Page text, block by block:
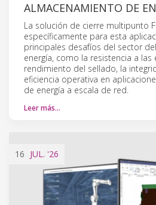
ALMACENAMIENTO DE
La solución de cierre multipunto
específicamente para esta
principales desafíos del sector
energía, como la resistencia a las
rendimiento del sellado, la
eficiencia operativa en
de energía a escala de red.
Leer más…
16 JUL. '26